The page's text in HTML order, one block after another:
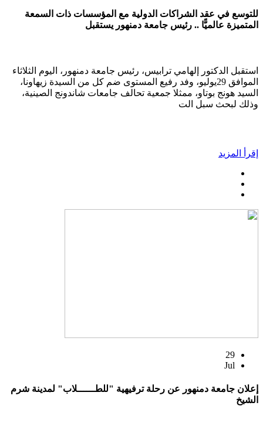
للتوسع في عقد الشراكات الدولية مع المؤسسات ذات السمعة
المتميزة عالميًّا .. رئيس جامعة دمنهور يستقبل
استقبل الدكتور إلهامي ترابيس، رئيس جامعة دمنهور، اليوم الثلاثاء
الموافق 29يوليو، وفد رفيع المستوى ضم كل من السيدة زيهاونا،
السيد هونج بوتاو، ممثلا جمعية تحالف جامعات شاندونج الصينية،
وذلك لبحث سبل الت
إقرأ المزيد
29
Jul
إعلان جامعة دمنهور عن رحلة ترفيهية "للطــــــلاب" لمدينة شرم
الشيخ